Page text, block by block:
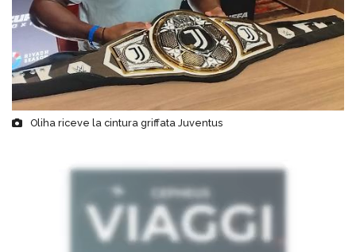
Oliha riceve la cintura griffata Juventus